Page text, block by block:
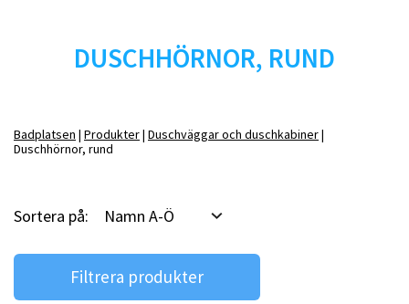
Badrumstips
3D-badrum
Våra varumärken
Mitt badrum Installatörer
DUSCHHÖRNOR, RUND
Badplatsen Produkter Duschväggar och duschkabiner
Duschhörnor, rund
Sortera på: Namn A-Ö
Filtrera produkter